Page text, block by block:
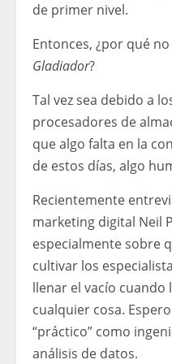
de primer nivel.
Entonces, ¿por qué
Gladiador?
Tal vez sea debido a
procesadores de
que algo falta en la
de estos días, algo
Recientemente
marketing digital Neil
especialmente sobre
cultivar los
llenar el vacío cuando
cualquier cosa.
“práctico” como
análisis de datos.